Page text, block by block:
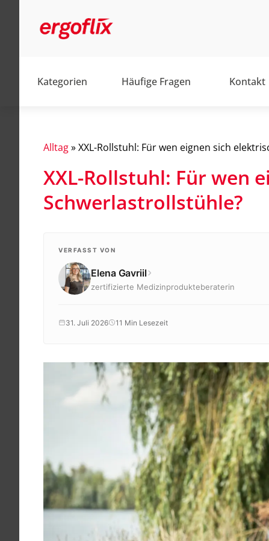
Kategorien Häufige Fragen Kontakt
Alltag
Barrierefrei
Elektrorollstühle
Krankenkassenzuschuss
Krankheitsbilder
Reisen
Alltag»XXL-Rollstuhl: Für wen eignen sich
XXL-Rollstuhl: Für wen
Schwerlastrollstühle?
VERFASST VON
Elena Gavriil
zertifizierte Medizinprodukteberaterin
31. Juli 2026 11 Min Lesezeit